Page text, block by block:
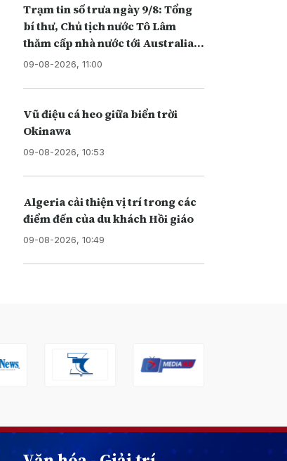
Trạm tin số trưa ngày 9/8: Tổng
bí thư, Chủ tịch nước Tô Lâm
thăm cấp nhà nước tới Australia
và New Zealand
09-08-2026, 11:00
Vũ điệu cá heo giữa biển trời
Okinawa
09-08-2026, 10:53
Algeria cải thiện vị trí trong các
điểm đến của du khách Hồi giáo
09-08-2026, 10:49